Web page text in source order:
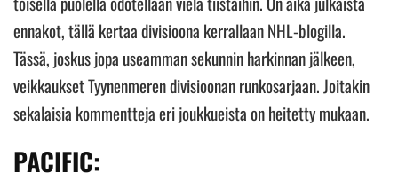
ennakot, tällä kertaa divisioona kerrallaan NHL-blogilla.
Tässä, joskus jopa useamman sekunnin harkinnan jälkeen,
veikkaukset Tyynenmeren divisioonan runkosarjaan. Joitakin
sekalaisia kommentteja eri joukkueista on heitetty mukaan.
PACIFIC: